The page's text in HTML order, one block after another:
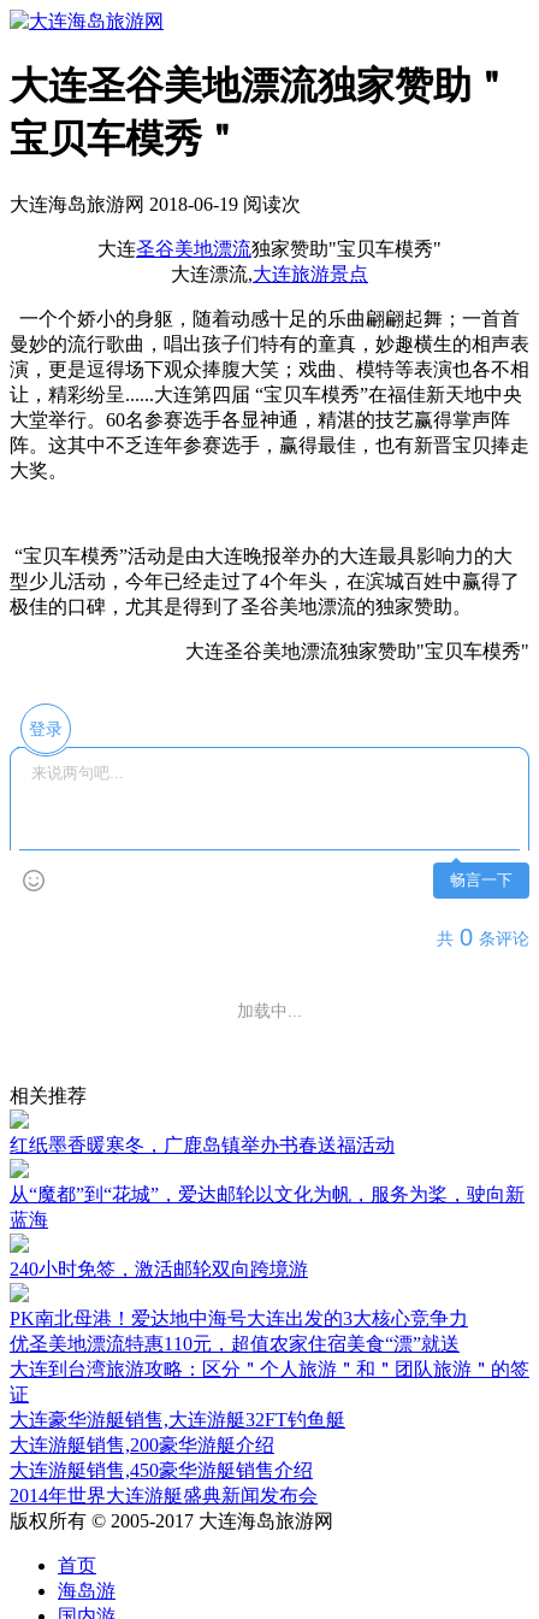
大连圣谷美地漂流独家赞助＂
宝贝车模秀＂
大连海岛旅游网 2018-06-19 阅读次
大连圣谷美地漂流独家赞助"宝贝车模秀"
大连漂流,大连旅游景点
一个个娇小的身躯，随着动感十足的乐曲翩翩起舞；一首首
曼妙的流行歌曲，唱出孩子们特有的童真，妙趣横生的相声表
演，更是逗得场下观众捧腹大笑；戏曲、模特等表演也各不相
让，精彩纷呈......大连第四届 “宝贝车模秀”在福佳新天地中央
大堂举行。60名参赛选手各显神通，精湛的技艺赢得掌声阵
阵。这其中不乏连年参赛选手，赢得最佳，也有新晋宝贝捧走
大奖。
“宝贝车模秀”活动是由大连晚报举办的大连最具影响力的大
型少儿活动，今年已经走过了4个年头，在滨城百姓中赢得了
极佳的口碑，尤其是得到了圣谷美地漂流的独家赞助。
大连圣谷美地漂流独家赞助"宝贝车模秀"
登录
畅言一下
共 0 条评论
加载中...
相关推荐
红纸墨香暖寒冬，广鹿岛镇举办书春送福活动
从“魔都”到“花城”，爱达邮轮以文化为帆，服务为桨，驶向新
蓝海
240小时免签，激活邮轮双向跨境游
PK南北母港！爱达地中海号大连出发的3大核心竞争力
优圣美地漂流特惠110元，超值农家住宿美食“漂”就送
大连到台湾旅游攻略：区分＂个人旅游＂和＂团队旅游＂的签
证
大连豪华游艇销售,大连游艇32FT钓鱼艇
大连游艇销售,200豪华游艇介绍
大连游艇销售,450豪华游艇销售介绍
2014年世界大连游艇盛典新闻发布会
版权所有 © 2005-2017 大连海岛旅游网
首页
海岛游